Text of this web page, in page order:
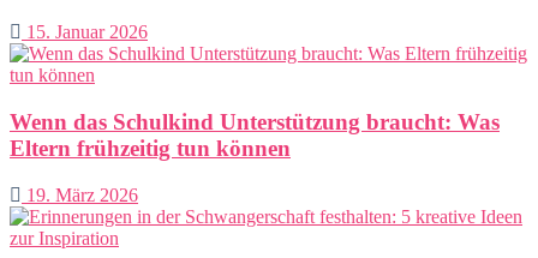
15. Januar 2026
Wenn das Schulkind Unterstützung braucht: Was
Eltern frühzeitig tun können
19. März 2026